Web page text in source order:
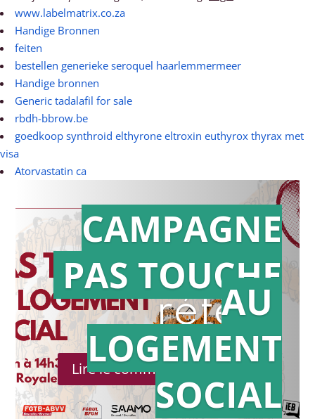
www.labelmatrix.co.za
Handige Bronnen
feiten
bestellen generieke seroquel haarlemmermeer
Handige bronnen
Generic tadalafil for sale
rbdh-bbrow.be
goedkoop synthroid elthyrone eltroxin euthyrox thyrax met
visa
Atorvastatin ca
Action en
référé
Lire le communiqué de presse
CAMPAGNE
PAS TOUCHE
AU
LOGEMENT
SOCIAL